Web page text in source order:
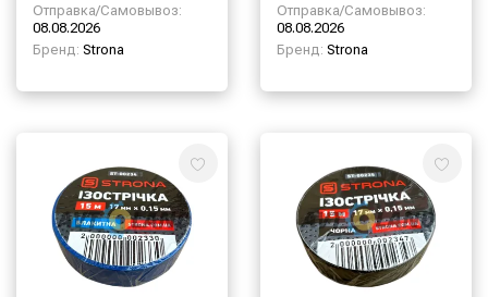
Отправка/Самовывоз:
08.08.2026
Бренд: Strona
Отправка/Самовывоз:
08.08.2026
Бренд: Strona